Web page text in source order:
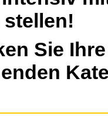
stellen!
Sie